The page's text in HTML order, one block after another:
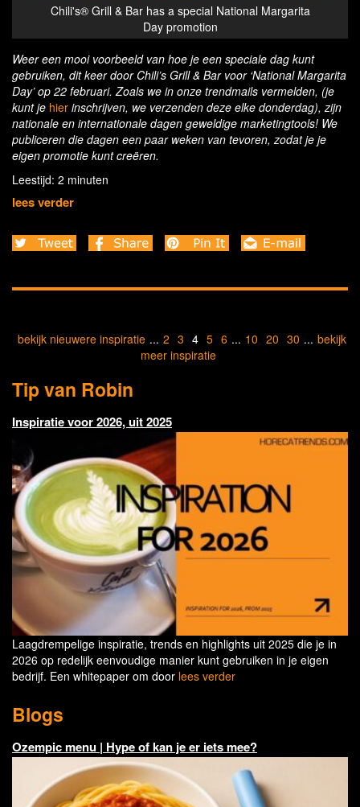
Chili's® Grill & Bar has a special National Margarita
Day promotion
Weer een mooi voorbeeld van hoe je een speciale dag kunt
gebruiken, dit keer door Chili’s Grill & Bar voor ‘National Margarita
Day’ op 22 februari. Zoals we in onze trendmails vermelden, (je
kunt je hier inschrijven, we verzenden deze elke donderdag), zijn
nationale en internationale dagen geweldige marketingtools! We
publiceren die dagen een paar weken van tevoren, zodat je je
eigen promotie kunt creëren.
Leestijd: 2 minuten
lees verder
bekijk nieuwere inspiratie ... 2 3 4 5 6 ... 10 20 30 ... bekijk
meer inspiratie
Tip van Robin
Inspiratie voor 2026, uit 2025
Laagdrempelige inspiratie, trends en highlights uit 2025 die je in
2026 op redelijk eenvoudige manier kunt gebruiken in je eigen
bedrijf. Een whitepaper om door lees verder
Blogs
Ozempic menu | Hype of kan je er iets mee?